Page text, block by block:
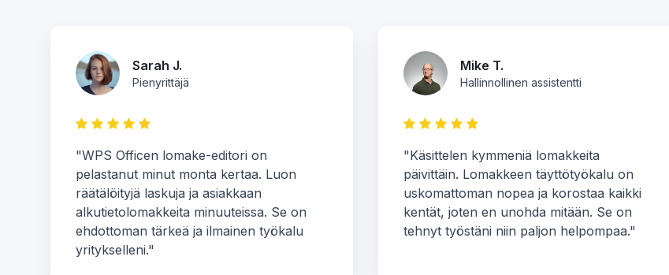
Sarah J.
Pienyrittäjä
"WPS Officen lomake-editori on
pelastanut minut monta kertaa. Luon
räätälöityjä laskuja ja asiakkaan
alkutietolomakkeita minuuteissa. Se on
ehdottoman tärkeä ja ilmainen työkalu
yritykselleni."
Mike T.
Hallinnollinen assistentti
"Käsittelen kymmeniä lomakkeita
päivittäin. Lomakkeen täyttötyökalu on
uskomattoman nopea ja korostaa kaikki
kentät, joten en unohda mitään. Se on
tehnyt työstäni niin paljon helpompaa."